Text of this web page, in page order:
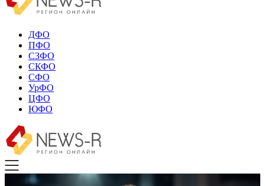
ДФО
ПФО
СЗФО
СКФО
СФО
УрФО
ЦФО
ЮФО